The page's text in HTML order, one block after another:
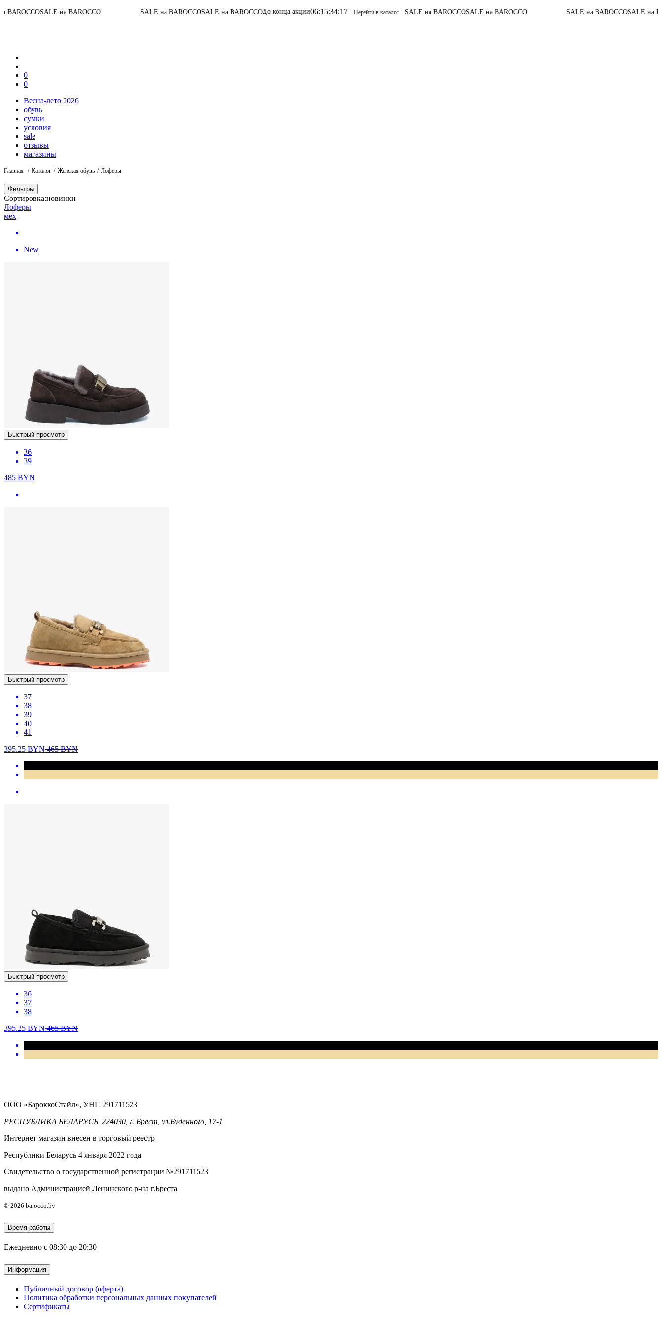
SALE на BAROCCO SALE на BAROCCOSALE на BAROCCOДо конца акции06:15:34:17 Перейти в каталог SALE на BAROCCOSALE на BAROCCO SALE на BAROCCOSALE на
0
0
Весна-лето 2026
обувь
сумки
условия
sale
отзывы
магазины
Главная Каталог Женская обувь Лоферы
Фильтры
Сортировка:новинки
Лоферы
мех
New
Быстрый просмотр
36
39
485 BYN
Быстрый просмотр
37
38
39
40
41
395.25 BYN465BYN
Быстрый просмотр
36
37
38
395.25 BYN465BYN
ООО «БароккоСтайл», УНП 291711523
РЕСПУБЛИКА БЕЛАРУСЬ, 224030, г. Брест, ул.Буденного, 17-1
Интернет магазин внесен в торговый реестр
Республики Беларусь 4 января 2022 года
Свидетельство о государственной регистрации №291711523
выдано Администрацией Ленинского р-на г.Бреста
© 2026 barocco.by
Время работы
Ежедневно с 08:30 до 20:30
Информация
Публичный договор (оферта)
Политика обработки персональных данных покупателей
Сертификаты